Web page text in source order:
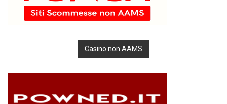
Casino non AAMS